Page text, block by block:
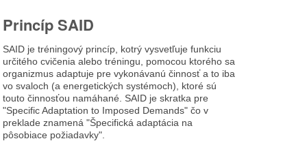
Princíp SAID
SAID je tréningový princíp, kotrý vysvetľuje funkciu
určitého cvičenia alebo tréningu, pomocou ktorého sa
organizmus adaptuje pre vykonávanú činnosť a to iba
vo svaloch (a energetických systémoch), ktoré sú
touto činnosťou namáhané. SAID je skratka pre
"Specific Adaptation to Imposed Demands" čo v
preklade znamená "Špecifická adaptácia na
pôsobiace požiadavky".